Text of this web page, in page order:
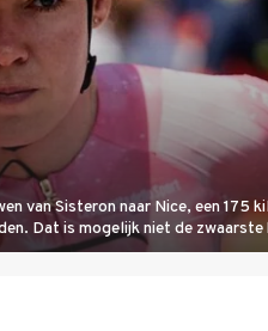
van Sisteron naar Nice, een 175
Dat is mogelijk niet de zwaarste
bloedheet worden.